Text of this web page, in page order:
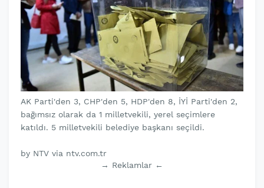
AK Parti'den 3, CHP'den 5, HDP'den 8, İYİ Parti'den 2,
bağımsız olarak da 1 milletvekili, yerel seçimlere
katıldı. 5 milletvekili belediye başkanı seçildi.
by NTV via ntv.com.tr
→ Reklamlar ←